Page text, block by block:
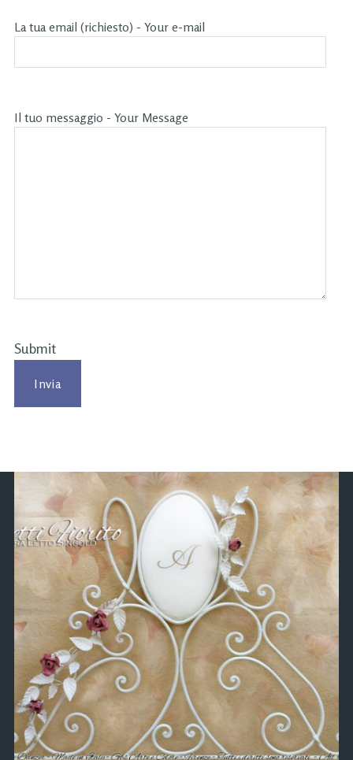
La tua email (richiesto) - Your e-mail
Il tuo messaggio - Your Message
Submit